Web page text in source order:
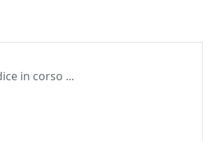
in corso ...